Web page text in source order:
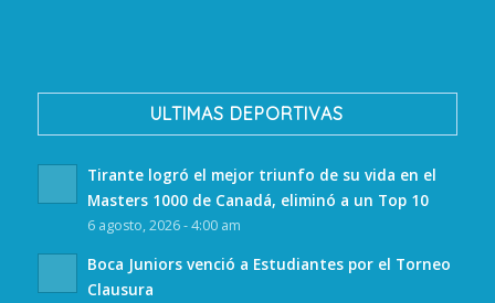
ULTIMAS DEPORTIVAS
Tirante logró el mejor triunfo de su vida en el
Masters 1000 de Canadá, eliminó a un Top 10
6 agosto, 2026 - 4:00 am
Boca Juniors venció a Estudiantes por el Torneo
Clausura